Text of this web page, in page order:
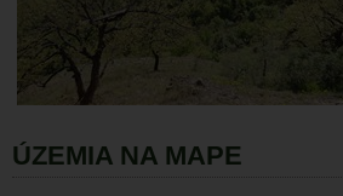
ÚZEMIA NA MAPE